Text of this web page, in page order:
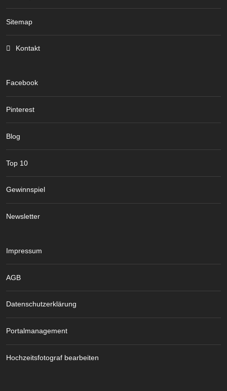
Sitemap
Kontakt
Facebook
Pinterest
Blog
Top 10
Gewinnspiel
Newsletter
Impressum
AGB
Datenschutzerklärung
Portalmanagement
Hochzeitsfotograf bearbeiten